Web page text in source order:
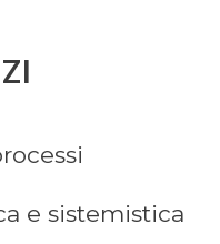
e sistemistica